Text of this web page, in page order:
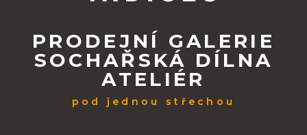
PRODEJNÍ GALERIE
SOCHAŘSKÁ DÍLNA
ATELIÉR
pod jednou střechou